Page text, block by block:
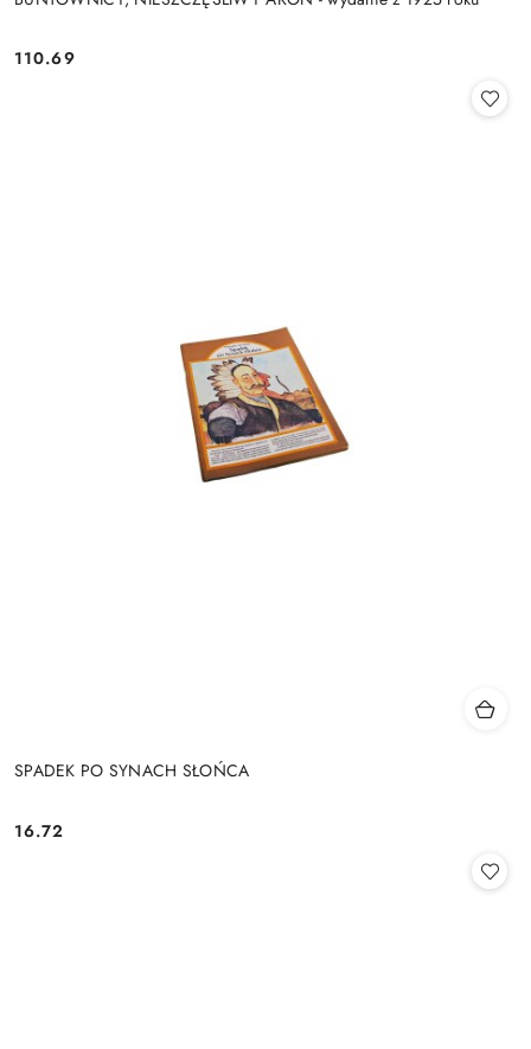
Cena:
110.69
SPADEK PO SYNACH SŁOŃCA
Cena:
16.72